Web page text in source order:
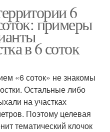
6
примеры
в 6 соток
«6 соток» не знакомы
Остальные либо
на участках
Поэтому целевая
тематический клочок